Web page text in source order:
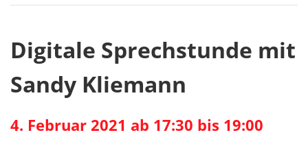
Digitale Sprechstunde mit
Sandy Kliemann
4. Februar 2021 ab 17:30 bis 19:00